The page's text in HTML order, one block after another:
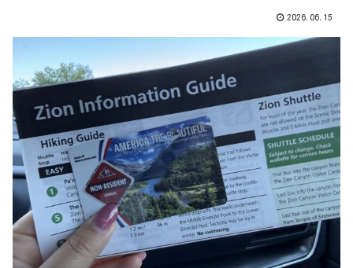
2026.06.15